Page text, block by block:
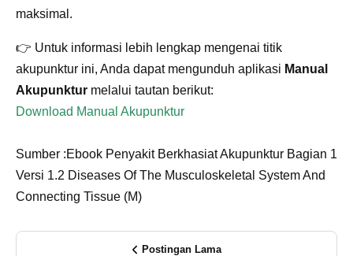
maksimal.
👉 Untuk informasi lebih lengkap mengenai titik
akupunktur ini, Anda dapat mengunduh aplikasi Manual
Akupunktur melalui tautan berikut:
Download Manual Akupunktur
Sumber :Ebook Penyakit Berkhasiat Akupunktur Bagian 1
Versi 1.2 Diseases Of The Musculoskeletal System And
Connecting Tissue (M)
Postingan Lama